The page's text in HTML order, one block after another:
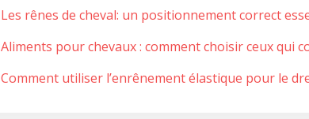
Les rênes de cheval: un positionnement correct
Aliments pour chevaux : comment choisir ceux qui
Comment utiliser l’enrênement élastique pour le